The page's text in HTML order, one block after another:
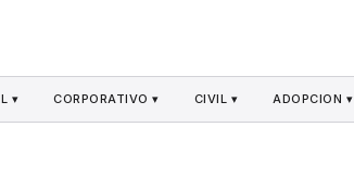
▾ CORPORATIVO ▾ CIVIL ▾ ADOPCION ▾